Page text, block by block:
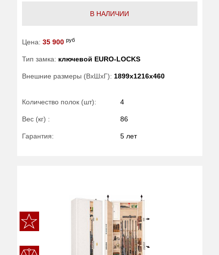
В НАЛИЧИИ
Цена: 35 900 руб
Тип замка: ключевой EURO-LOCKS
Внешние размеры (ВхШхГ): 1899x1216x460
Количество полок (шт): 4
Вес (кг) : 86
Гарантия: 5 лет